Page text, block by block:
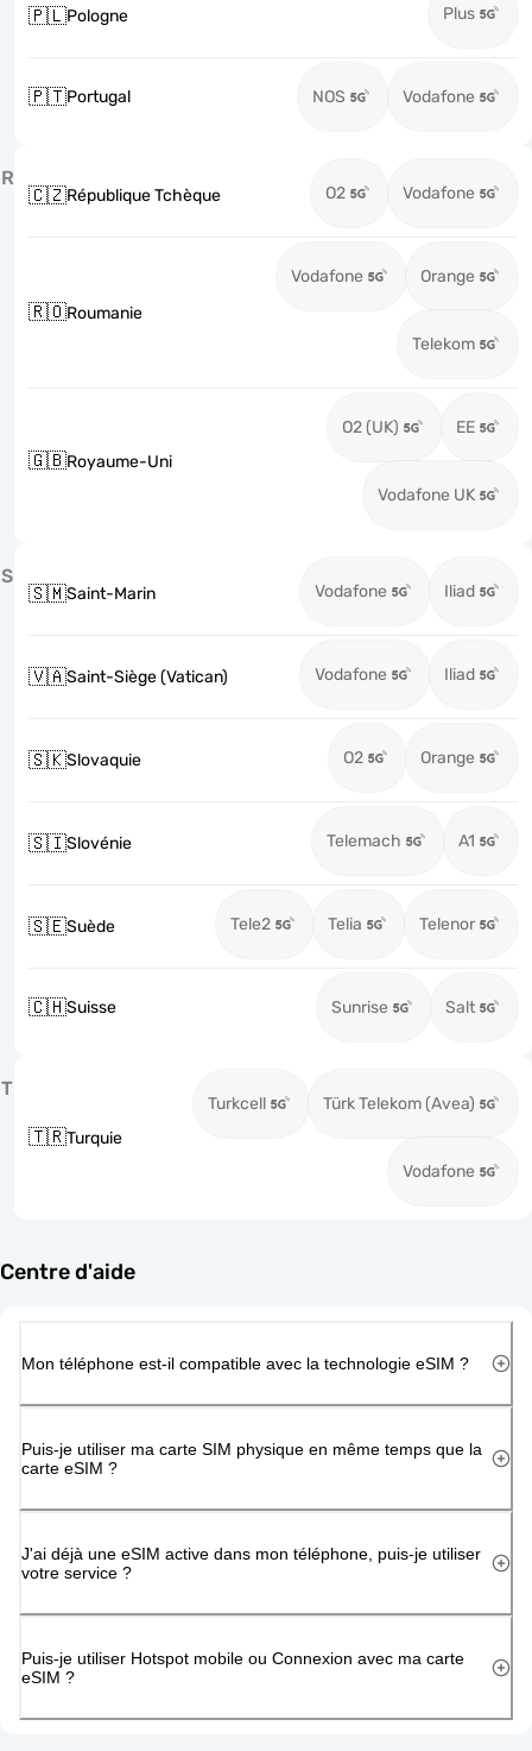
🇵🇱Pologne Plus
🇵🇹Portugal NOS Vodafone
R
🇨🇿République Tchèque O2 Vodafone
🇷🇴Roumanie
Vodafone Orange
Telekom
🇬🇧Royaume-Uni
O2 (UK) EE
Vodafone UK
S
🇸🇲Saint-Marin Vodafone Iliad
🇻🇦Saint-Siège (Vatican) Vodafone Iliad
🇸🇰Slovaquie O2 Orange
🇸🇮Slovénie Telemach A1
🇸🇪Suède Tele2 Telia Telenor
🇨🇭Suisse Sunrise Salt
T
🇹🇷Turquie
Turkcell Türk Telekom (Avea)
Vodafone
Centre d'aide
Mon téléphone est-il compatible avec la technologie eSIM ?
Puis-je utiliser ma carte SIM physique en même temps que la
carte eSIM ?
J'ai déjà une eSIM active dans mon téléphone, puis-je utiliser
votre service ?
Puis-je utiliser Hotspot mobile ou Connexion avec ma carte
eSIM ?